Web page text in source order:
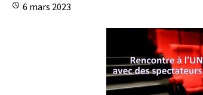
6 mars 2023